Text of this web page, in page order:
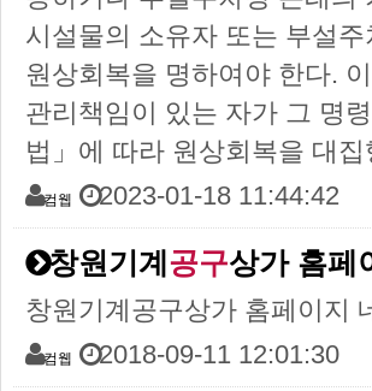
시설물의 소유자 또는 부설
원상회복을 명하여야 한다.
관리책임이 있는 자가 그 명
법」에 따라 원상회복을 대
컴웹 2023-01-18 11:44:42
창원기계 공구상가 홈페
창원기계공구상가 홈페이지
컴웹 2018-09-11 12:01:30